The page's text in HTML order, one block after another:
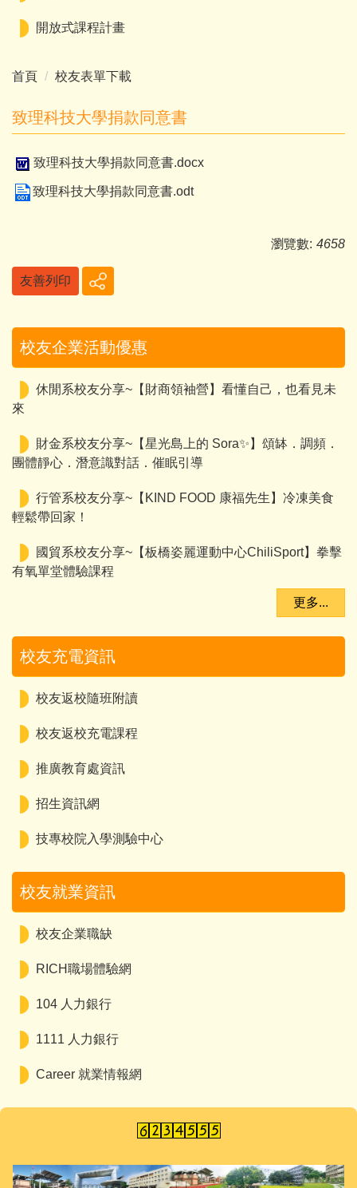
開放式課程計畫
首頁 校友表單下載
致理科技大學捐款同意書
致理科技大學捐款同意書.docx
致理科技大學捐款同意書.odt
瀏覽數: 4658
友善列印
校友企業活動優惠
休閒系校友分享~【財商領袖營】看懂自己，也看見未
來
財金系校友分享~【星光島上的 Sora✨】頌缽．調頻．
團體靜心．潛意識對話．催眠引導
行管系校友分享~【KIND FOOD 康福先生】冷凍美食
輕鬆帶回家！
國貿系校友分享~【板橋姿麗運動中心ChiliSport】拳擊
有氧單堂體驗課程
更多...
校友充電資訊
校友返校隨班附讀
校友返校充電課程
推廣教育處資訊
招生資訊網
技專校院入學測驗中心
校友就業資訊
校友企業職缺
RICH職場體驗網
104 人力銀行
1111 人力銀行
Career 就業情報網